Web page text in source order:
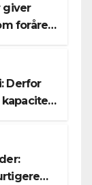
giver
foråret
Derfor